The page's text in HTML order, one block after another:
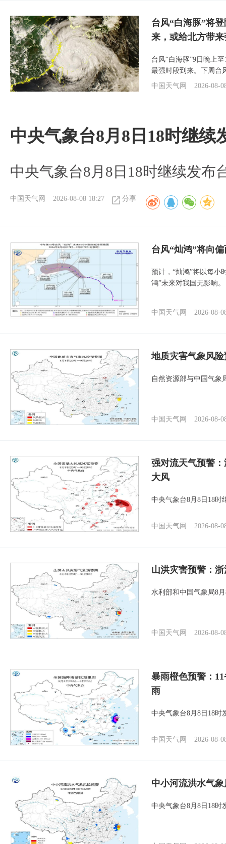
台风“白海豚”将
来，或给北方带
台风“白海豚”9日晚上
最强时段到来。下周台
中国天气网
2026-08-
中央气象台8月8日18时继续
中央气象台8月8日18时继续发布
中国天气网 2026-08-08 18:27 分享
台风“灿鸿”将向
预计，“灿鸿”将以每小
鸿”未来对我国无影响。
中国天气网 2026-08-
地质灾害气象风
自然资源部与中国气象
中国天气网 2026-08-
强对流天气预警
大风
中央气象台8月8日18时
中国天气网 2026-08-
山洪灾害预警：
水利部和中国气象局8
中国天气网 2026-08-
暴雨橙色预警：
雨
中央气象台8月8日18时
中国天气网 2026-08-
中小河流洪水气
中央气象台8月8日18时